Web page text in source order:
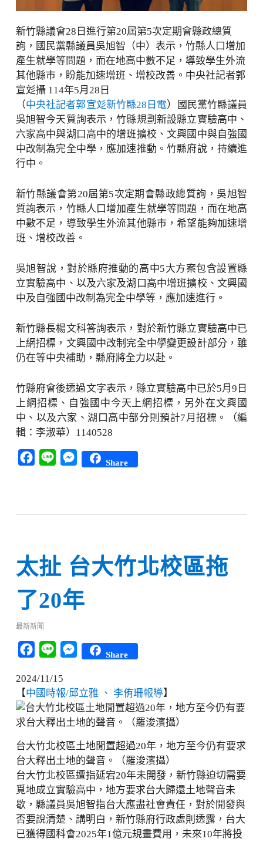
新竹縣議會28日進行第20屆第5次定期會縣政總質
詢，國民黨縣議員吳旭智（中）表示，竹縣人口增加
產生就學等問題，而在地高中數不足，導致學生外流
其他縣市，盼能加速增班、增校改善。中央社記者郭
宣彣攝 114年5月28日
（中央社記者郭宣彣新竹縣28日電）國民黨竹縣議員
吳旭智今天質詢表示，竹縣規劃新設縣立實驗高中、
六家高中與湖口高中的增班擴校、文興國中與自強國
中改制為完全中學，應加速推動。竹縣府說，持續進
行中。
新竹縣議會第20屆第5次定期會縣政總質詢，吳旭智
質詢表示，竹縣人口增加產生就學等問題，而在地高
中數不足，導致學生外流其他縣市，希望能夠加速增
班、增校改善。
吳旭智說，對於縣府推動的高中5大方案包含設置縣
立實驗高中、以及六家及湖口高中增班擴校、文興國
中及自強國中改制為完全中學等，應加速進行。
新竹縣長楊文科答詢表示，對於新竹縣立實驗高中已
上網招標，文興國中改制完全中學變更設計部分，雖
仍在等中央補助，縣府將全力以赴。
竹縣府會後透過文字表示，縣立實驗高中已於5月9日
上網招標、自強國中今天上網招標，另外在文興國
中、以及六家、湖口高中部分則預計7月招標。（編
輯：李淑華）1140528
Facebook
Line Messenger
Share
太扯 台大竹北校區拖
了20年
最新新聞
Facebook
Line Messenger
Share
2024/11/15
【中國時報/邱立雅 、 李侑珊報導】
台大竹北校區土地閒置超過20年，地方至今仍有要求
台大釋出土地的聲音。（羅浚濱攝）
台大竹北校區遭指延宕20年未開發，新竹縣迫切需要
覓地成立實驗高中，地方要求台大歸還土地聲音未
歇，縣議員吳旭智指台大應盡社會責任，對於開發與
否要說清楚、講明白，新竹縣府行政處則透露，台大
已獲得國科會2025年1億元規畫費用，未來10年將投